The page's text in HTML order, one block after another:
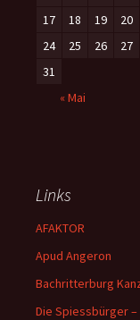
17
18 19 20
24
25 26 27
31
« Mai
Links
AFAKTOR
Apud Angeron
Bachritterburg
Die Spiessbürger –